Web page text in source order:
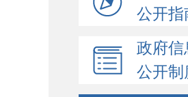
公开指
政府信
公开制